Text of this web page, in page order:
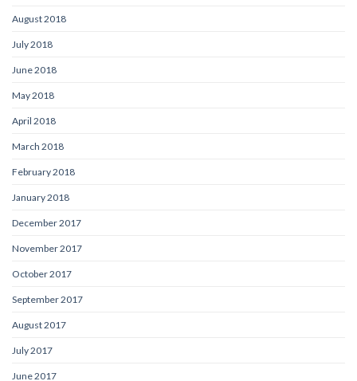
August 2018
July 2018
June 2018
May 2018
April 2018
March 2018
February 2018
January 2018
December 2017
November 2017
October 2017
September 2017
August 2017
July 2017
June 2017